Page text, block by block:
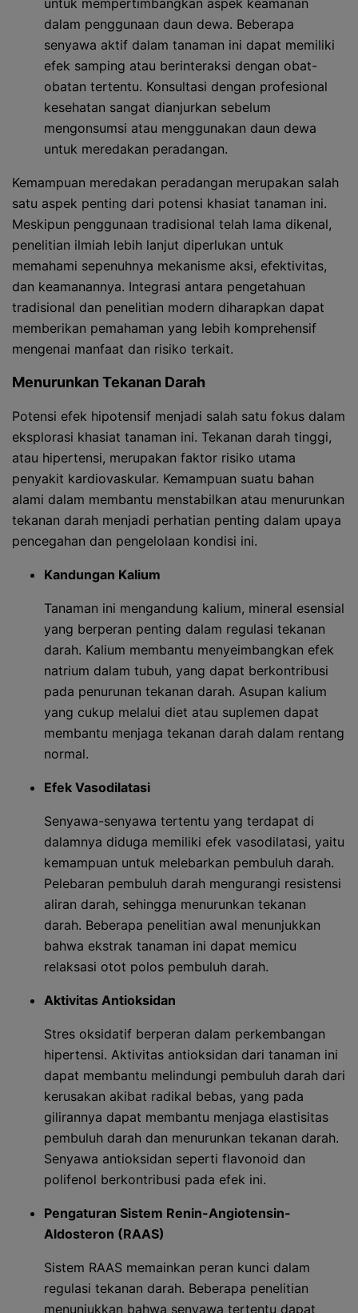
untuk mempertimbangkan aspek keamanan
dalam penggunaan daun dewa. Beberapa
senyawa aktif dalam tanaman ini dapat memiliki
efek samping atau berinteraksi dengan obat-
obatan tertentu. Konsultasi dengan profesional
kesehatan sangat dianjurkan sebelum
mengonsumsi atau menggunakan daun dewa
untuk meredakan peradangan.
Kemampuan meredakan peradangan merupakan salah
satu aspek penting dari potensi khasiat tanaman ini.
Meskipun penggunaan tradisional telah lama dikenal,
penelitian ilmiah lebih lanjut diperlukan untuk
memahami sepenuhnya mekanisme aksi, efektivitas,
dan keamanannya. Integrasi antara pengetahuan
tradisional dan penelitian modern diharapkan dapat
memberikan pemahaman yang lebih komprehensif
mengenai manfaat dan risiko terkait.
Menurunkan Tekanan Darah
Potensi efek hipotensif menjadi salah satu fokus dalam
eksplorasi khasiat tanaman ini. Tekanan darah tinggi,
atau hipertensi, merupakan faktor risiko utama
penyakit kardiovaskular. Kemampuan suatu bahan
alami dalam membantu menstabilkan atau menurunkan
tekanan darah menjadi perhatian penting dalam upaya
pencegahan dan pengelolaan kondisi ini.
Kandungan Kalium
Tanaman ini mengandung kalium, mineral esensial
yang berperan penting dalam regulasi tekanan
darah. Kalium membantu menyeimbangkan efek
natrium dalam tubuh, yang dapat berkontribusi
pada penurunan tekanan darah. Asupan kalium
yang cukup melalui diet atau suplemen dapat
membantu menjaga tekanan darah dalam rentang
normal.
Efek Vasodilatasi
Senyawa-senyawa tertentu yang terdapat di
dalamnya diduga memiliki efek vasodilatasi, yaitu
kemampuan untuk melebarkan pembuluh darah.
Pelebaran pembuluh darah mengurangi resistensi
aliran darah, sehingga menurunkan tekanan
darah. Beberapa penelitian awal menunjukkan
bahwa ekstrak tanaman ini dapat memicu
relaksasi otot polos pembuluh darah.
Aktivitas Antioksidan
Stres oksidatif berperan dalam perkembangan
hipertensi. Aktivitas antioksidan dari tanaman ini
dapat membantu melindungi pembuluh darah dari
kerusakan akibat radikal bebas, yang pada
gilirannya dapat membantu menjaga elastisitas
pembuluh darah dan menurunkan tekanan darah.
Senyawa antioksidan seperti flavonoid dan
polifenol berkontribusi pada efek ini.
Pengaturan Sistem Renin-Angiotensin-
Aldosteron (RAAS)
Sistem RAAS memainkan peran kunci dalam
regulasi tekanan darah. Beberapa penelitian
menunjukkan bahwa senyawa tertentu dapat